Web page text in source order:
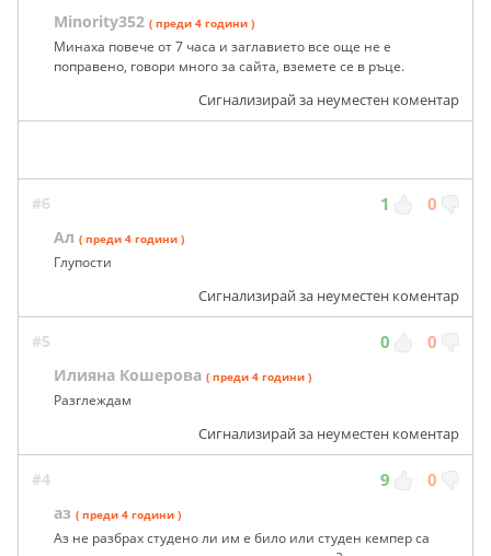
Minority352 ( преди 4 години )
Минаха повече от 7 часа и заглавието все още не е
поправено, говори много за сайта, вземете се в ръце.
Сигнализирай за неуместен коментар
#6 1 0
Ал ( преди 4 години )
Глупости
Сигнализирай за неуместен коментар
#5 0 0
Илияна Кошерова ( преди 4 години )
Разглеждам
Сигнализирай за неуместен коментар
#4 9 0
аз ( преди 4 години )
Аз не разбрах студено ли им е било или студен кемпер са